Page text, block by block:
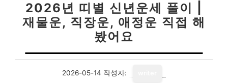
2026년 띠별 신년운세 풀이 |
재물운, 직장운, 애정운 직접 해
봤어요
2026-05-14 작성자: